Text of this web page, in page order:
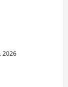
2026